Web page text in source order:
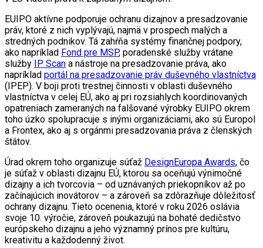
EUIPO aktívne podporuje ochranu dizajnov a presadzovanie
práv, ktoré z nich vyplývajú, najmä v prospech malých a
stredných podnikov. Tá zahŕňa systémy finančnej podpory,
ako napríklad Fond pre MSP, poradenské služby vrátane
služby
IP Scan a nástroje na presadzovanie práva, ako
napríklad portál na presadzovanie práv duševného vlastníctva
(IPEP). V boji proti trestnej činnosti v oblasti duševného
vlastníctva v celej EÚ, ako aj pri rozsiahlych koordinovaných
opatreniach zameraných na falšované výrobky EUIPO okrem
toho úzko spolupracuje s inými organizáciami, ako sú Europol
a Frontex, ako aj s orgánmi presadzovania práva z členských
štátov.
Úrad okrem toho organizuje súťaž DesignEuropa Awards, čo
je súťaž v oblasti dizajnu EÚ, ktorou sa oceňujú výnimočné
dizajny a ich tvorcovia – od uznávaných priekopníkov až po
začínajúcich inovátorov – a zároveň sa zdôrazňuje dôležitosť
ochrany dizajnu. Tieto ocenenia, ktoré v roku 2026 oslávia
svoje 10. výročie, zároveň poukazujú na bohaté dedičstvo
európskeho dizajnu a jeho významný prínos pre kultúru,
kreativitu a každodenný život.